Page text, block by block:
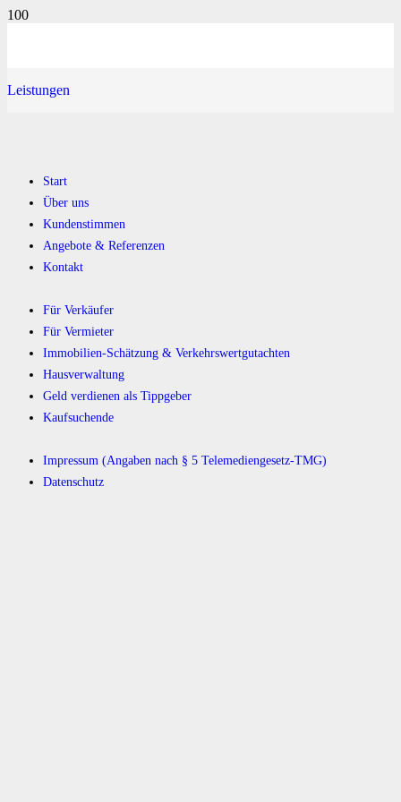
Leistungen
Start
Über uns
Kundenstimmen
Angebote & Referenzen
Kontakt
Für Verkäufer
Für Vermieter
Immobilien-Schätzung & Verkehrswertgutachten
Hausverwaltung
Geld verdienen als Tippgeber
Kaufsuchende
Impressum (Angaben nach § 5 Telemediengesetz-TMG)
Datenschutz